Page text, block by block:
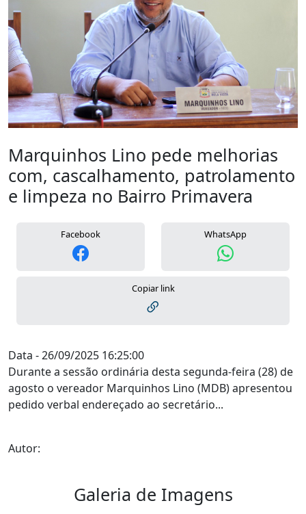
Marquinhos Lino pede melhorias
com, cascalhamento, patrolamento
e limpeza no Bairro Primavera
Facebook WhatsApp
Copiar link
Data - 26/09/2025 16:25:00
Durante a sessão ordinária desta segunda-feira (28) de
agosto o vereador Marquinhos Lino (MDB) apresentou
pedido verbal endereçado ao secretário...
Autor:
Galeria de Imagens